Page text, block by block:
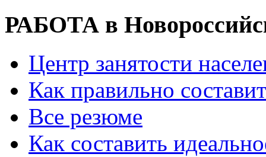
РАБОТА в
Центр занятости
Как правильно
Все резюме
Как составить